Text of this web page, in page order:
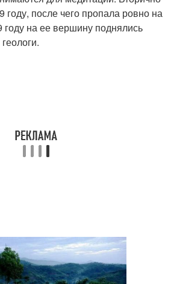
году, после чего пропала ровно на
году на ее вершину поднялись